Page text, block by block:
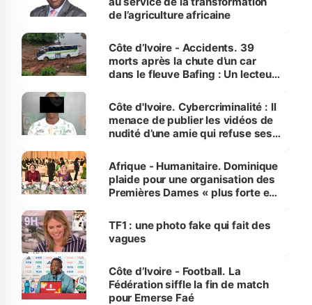
de l’agriculture africaine
Côte d’Ivoire - Accidents. 39
morts après la chute d’un car
dans le fleuve Bafing : Un lecteur
des Transports
Côte d'Ivoire. Cybercriminalité : Il
menace de publier les vidéos de
nudité d’une amie qui refuse ses
Afrique - Humanitaire. Dominique
plaide pour une organisation des
Premières Dames « plus forte et
sur la scène internationale »
TF1 : une photo fake qui fait des
vagues
Côte d’Ivoire - Football. La
Fédération siffle la fin de match
pour Emerse Faé